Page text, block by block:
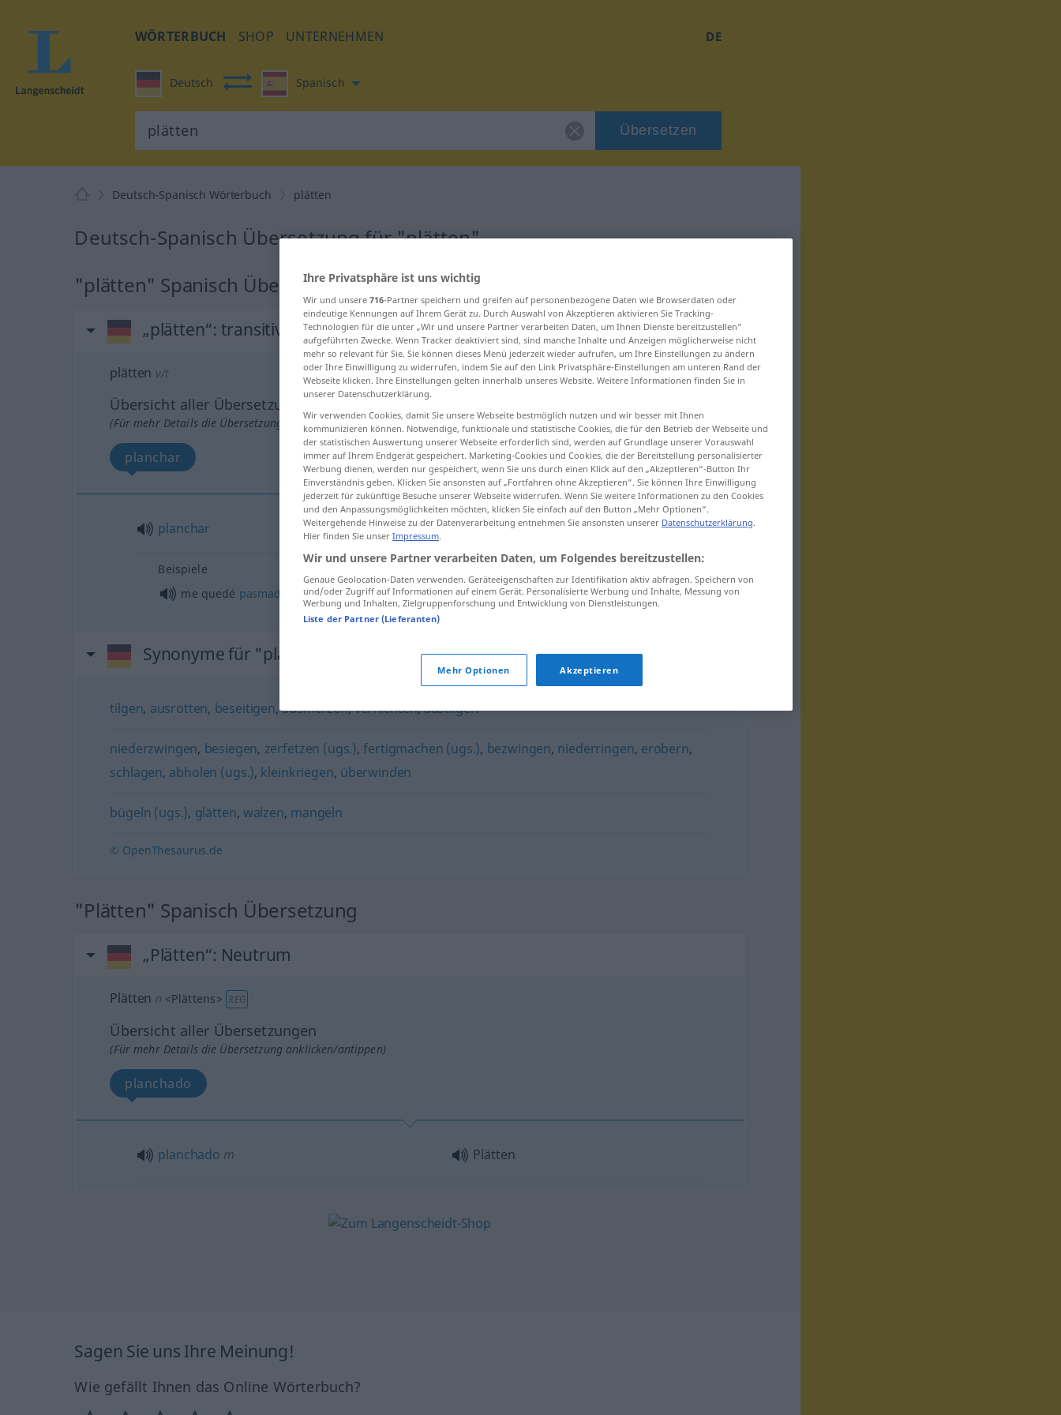
WÖRTERBUCH SHOP UNTERNEHMEN DE
Deutsch Spanisch
Übersetzen
Deutsch-Spanisch Wörterbuch plätten
Deutsch-Spanisch Übersetzung für "plätten"
"plätten" Spanisch Übersetzung
„plätten“: transitives Verb
plätten v/t
Übersicht aller Übersetzungen
(Für mehr Details die Übersetzung anklicken/antippen)
planchar
planchar plätten (≈ bügeln) UMG REG
Beispiele
me quedé pasmado ich war (total) geplättet FIG UMG
Synonyme für "plätten"
tilgen, ausrotten, beseitigen,ausmerzen,vernichten,austilgen
niederzwingen, besiegen, zerfetzen (ugs.),fertigmachen (ugs.), bezwingen, niederringen, erobern,
schlagen, abholen (ugs.), kleinkriegen, überwinden
bügeln (ugs.), glätten, walzen, mangeln
© OpenThesaurus.de
"Plätten" Spanisch Übersetzung
„Plätten“: Neutrum
Plätten n <Plättens> REG
Übersicht aller Übersetzungen
(Für mehr Details die Übersetzung anklicken/antippen)
planchado
planchado m Plätten
Sagen Sie uns Ihre Meinung!
Wie gefällt Ihnen das Online Wörterbuch?
Ihre Privatsphäre ist uns wichtig
Wir und unsere 716-Partner speichern und greifen auf personenbezogene Daten wie Browserdaten oder
eindeutige Kennungen auf Ihrem Gerät zu. Durch Auswahl von Akzeptieren aktivieren Sie Tracking-
Technologien für die unter „Wir und unsere Partner verarbeiten Daten, um Ihnen Dienste bereitzustellen“
aufgeführten Zwecke. Wenn Tracker deaktiviert sind, sind manche Inhalte und Anzeigen möglicherweise nicht
mehr so relevant für Sie. Sie können dieses Menü jederzeit wieder aufrufen, um Ihre Einstellungen zu ändern
oder Ihre Einwilligung zu widerrufen, indem Sie auf den Link Privatsphäre-Einstellungen am unteren Rand der
Webseite klicken. Ihre Einstellungen gelten innerhalb unseres Website. Weitere Informationen finden Sie in
unserer Datenschutzerklärung.
Wir verwenden Cookies, damit Sie unsere Webseite bestmöglich nutzen und wir besser mit Ihnen
kommunizieren können. Notwendige, funktionale und statistische Cookies, die für den Betrieb der Webseite und
der statistischen Auswertung unserer Webseite erforderlich sind, werden auf Grundlage unserer Vorauswahl
immer auf Ihrem Endgerät gespeichert. Marketing-Cookies und Cookies, die der Bereitstellung personalisierter
Werbung dienen, werden nur gespeichert, wenn Sie uns durch einen Klick auf den „Akzeptieren“-Button Ihr
Einverständnis geben. Klicken Sie ansonsten auf „Fortfahren ohne Akzeptieren“. Sie können Ihre Einwilligung
jederzeit für zukünftige Besuche unserer Webseite widerrufen. Wenn Sie weitere Informationen zu den Cookies
und den Anpassungsmöglichkeiten möchten, klicken Sie einfach auf den Button „Mehr Optionen“.
Weitergehende Hinweise zu der Datenverarbeitung entnehmen Sie ansonsten unserer Datenschutzerklärung.
Hier finden Sie unser Impressum.
Wir und unsere Partner verarbeiten Daten, um Folgendes bereitzustellen:
Genaue Geolocation-Daten verwenden. Geräteeigenschaften zur Identifikation aktiv abfragen. Speichern von
und/oder Zugriff auf Informationen auf einem Gerät. Personalisierte Werbung und Inhalte, Messung von
Werbung und Inhalten, Zielgruppenforschung und Entwicklung von Dienstleistungen.
Liste der Partner (Lieferanten)
Mehr Optionen Akzeptieren